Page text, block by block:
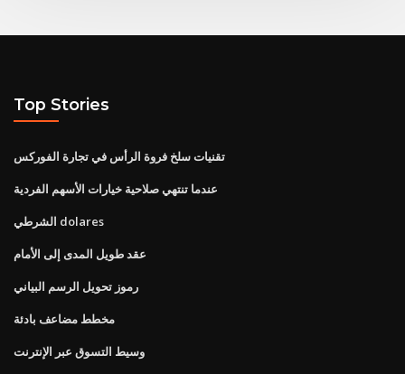
Top Stories
تقنيات سلخ فروة الرأس في تجارة الفوركس
عندما تنتهي صلاحية خيارات الأسهم الفردية
الشرطي dolares
عقد طويل المدى إلى الأمام
رموز تحويل الرسم البياني
مخطط مضاعف بادئة
وسيط التسوق عبر الإنترنت